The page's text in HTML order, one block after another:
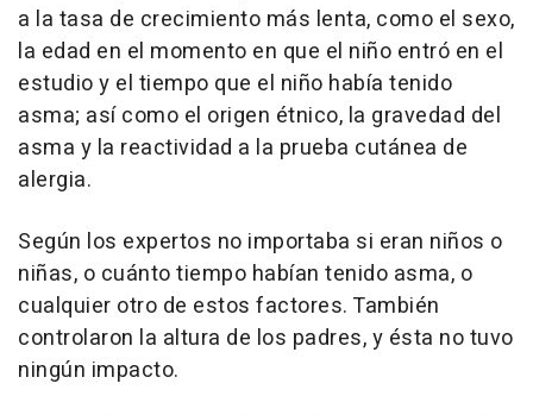
a la tasa de crecimiento más lenta, como el sexo,
la edad en el momento en que el niño entró en el
estudio y el tiempo que el niño había tenido
asma; así como el origen étnico, la gravedad del
asma y la reactividad a la prueba cutánea de
alergia.
Según los expertos no importaba si eran niños o
niñas, o cuánto tiempo habían tenido asma, o
cualquier otro de estos factores. También
controlaron la altura de los padres, y ésta no tuvo
ningún impacto.